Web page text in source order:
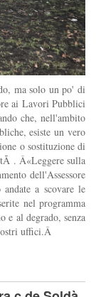
ma solo un po' di
ai Lavori Pubblici
che, nell'ambito
esiste un vero
o sostituzione di
. Â«Leggere sulla
dell'Assessore
a scovare le
nel programma
e al degrado, senza
uffici.Â